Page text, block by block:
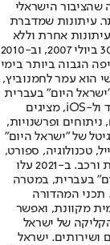
שהציבור הישראלי
עיתונות שמדברת
עיתונות אחרת וללא
תשלום. המהדורה המודפסת הראשונה פורסמה ב-30 ביולי 2007, וב-2010
הגבוה ביותר בימי
הוא עמר לחמנוביץ,
היום" בעברית
ובאנגלית, כמו כן היישומונים (אפליקציות) לאנדרואיד ול-iOS, מציגים
ופרשנויות,
של "ישראל היום"
טכנולוגיה, ספורט,
כלכלה וצרכנות, בריאות, חיילים, אוכל, יהדות, תיירות ורכב. ב-2021 עלו
בעברית, במטרה
תכני המהדורה
מקוונת, ואפשר
של ישראל
ושירותים. ישראל